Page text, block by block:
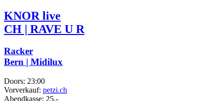
KNOR live
CH | RAVE U R
Racker
Bern | Midilux
Doors: 23:00
Vorverkauf: petzi.ch
Abendkasse: 25.-